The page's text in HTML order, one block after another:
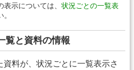
示については、 状況ごとの一覧表
覧と資料の情報
料が、状況ごとに一覧表示さ